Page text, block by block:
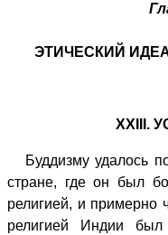
ЭТИЧЕСКИЙ
XXIII.
Буддизму удалось
стране, где он был
религией, и примерно
религией Индии